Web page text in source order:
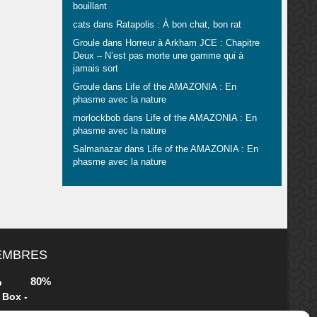
bouillant
cats dans Ratapolis : À bon chat, bon rat
Grouledans Horreur à Arkham JCE : Chapitre
Deux – N’est pas morte une gamme qui à
jamais sort
Grouledans Life of the AMAZONIA : En
phasme avec la nature
morlockbobdans Life of the AMAZONIA : En
phasme avec la nature
Salmanazardans Life of the AMAZONIA : En
phasme avec la nature
-
80%